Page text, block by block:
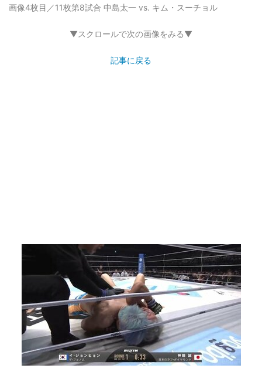
画像4枚目／11枚第8試合 中島太一 vs. キム・スーチョル
▼スクロールで次の画像をみる▼
記事に戻る